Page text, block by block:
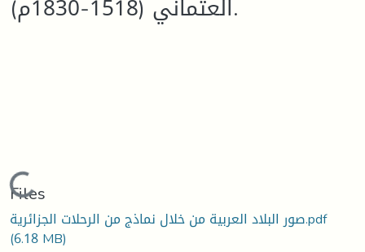
العثماني (1518-1830م).
Loading...
Files
صور البلاد العربية من خلال نماذج من الرحلات الجزائرية.pdf
(6.18 MB)